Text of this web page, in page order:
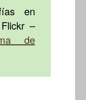
en
–
de